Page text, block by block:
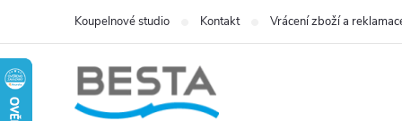
obsah
Koupelnové studio Kontakt Vrácení zboží a